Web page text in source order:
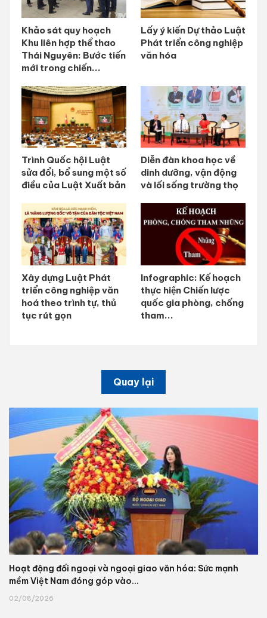
Khảo sát quy hoạch
Khu liên hợp thể thao
Thái Nguyên: Bước tiến
mới trong chiến...
Lấy ý kiến Dự thảo Luật
Phát triển công nghiệp
văn hóa
Trình Quốc hội Luật
sửa đổi, bổ sung một số
điều của Luật Xuất bản
Diễn đàn khoa học về
dinh dưỡng, vận động
và lối sống trường thọ
Xây dựng Luật Phát
triển công nghiệp văn
hoá theo trình tự, thủ
tục rút gọn
Infographic: Kế hoạch
thực hiện Chiến lược
quốc gia phòng, chống
tham...
Quay lại
Hoạt động đối ngoại và ngoại giao văn hóa: Sức mạnh
mềm Việt Nam đóng góp vào...
02/08/2026